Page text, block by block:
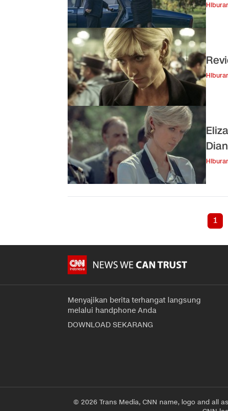
1
Menyajikan berita terhangat langsung
melalui handphone Anda
DOWNLOAD SEKARANG
© 2026 Trans Media, CNN name, logo and all